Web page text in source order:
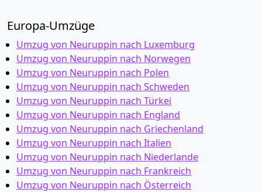
Europa-Umzüge
Umzug von Neuruppin nach Luxemburg
Umzug von Neuruppin nach Norwegen
Umzug von Neuruppin nach Polen
Umzug von Neuruppin nach Schweden
Umzug von Neuruppin nach Türkei
Umzug von Neuruppin nach England
Umzug von Neuruppin nach Griechenland
Umzug von Neuruppin nach Italien
Umzug von Neuruppin nach Niederlande
Umzug von Neuruppin nach Frankreich
Umzug von Neuruppin nach Österreich